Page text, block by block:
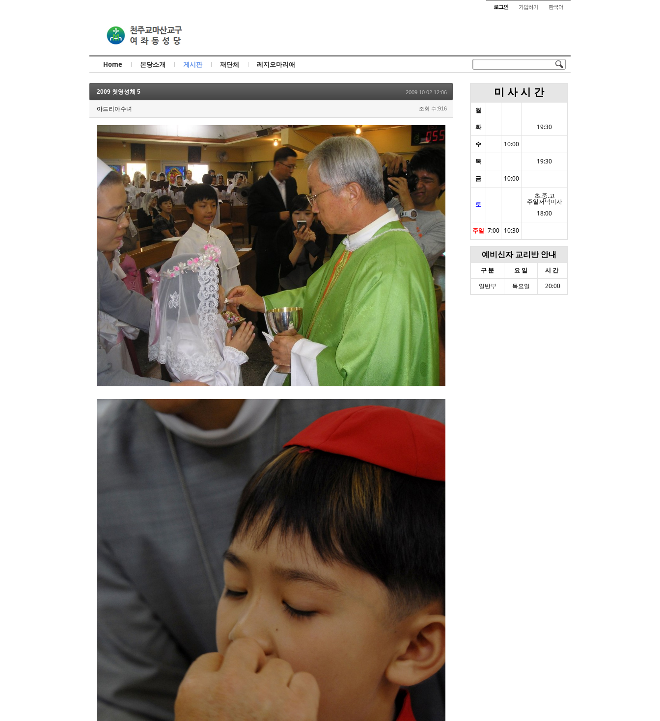
로그인 가입하기 한국어
Home 본당소개 게시판 재단체 레지오마리애
2009 첫영성체 5 2009.10.02 12:06
아드리아수녀 조회 수:916
미 사 시 간
월
화
19:30
수 10:00
목 19:30
금 10:00
토
초.중.고
주일저녁미사
18:00
주일 7:00 10:30
예비신자 교리반 안내
구 분 요 일
시 간
일반부
목요일 20:00